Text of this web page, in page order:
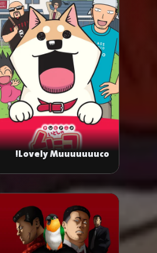
Lovely Muuuuuuuco!